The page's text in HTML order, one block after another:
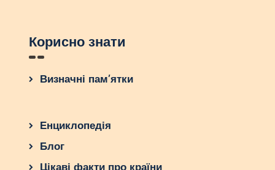
Корисно знати
Визначні пам’ятки
Енциклопедія
Блог
Цікаві факти про країни